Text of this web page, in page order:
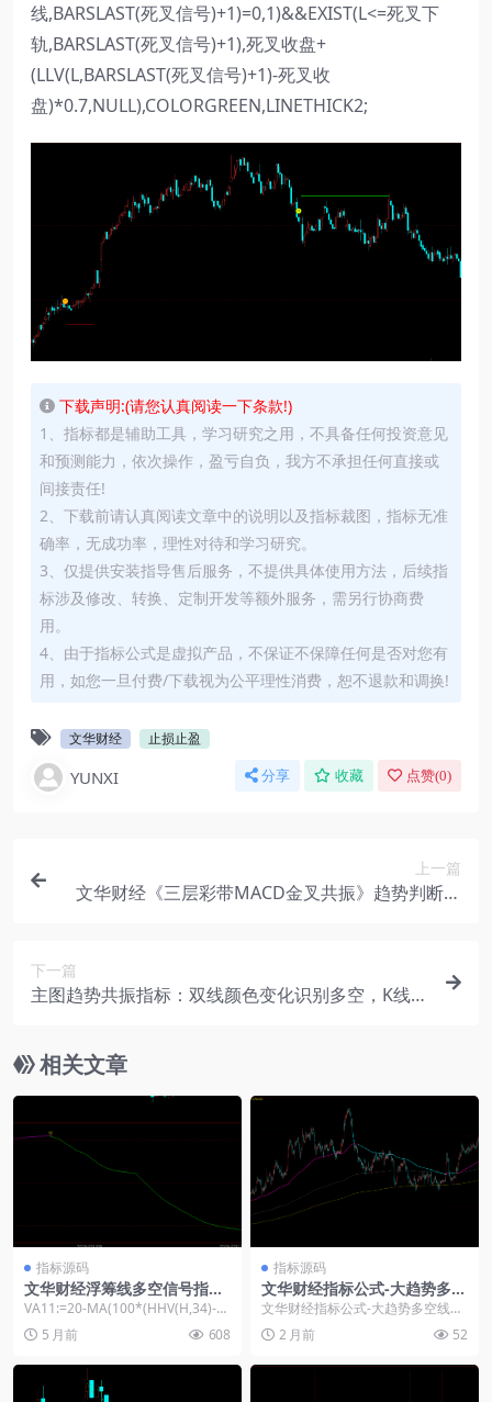
线,BARSLAST(死叉信号)+1)=0,1)&&EXIST(L<=死叉下
轨,BARSLAST(死叉信号)+1),死叉收盘+
(LLV(L,BARSLAST(死叉信号)+1)-死叉收
盘)*0.7,NULL),COLORGREEN,LINETHICK2;
下载声明:(请您认真阅读一下条款!)
1、指标都是辅助工具，学习研究之用，不具备任何投资意见
和预测能力，依次操作，盈亏自负，我方不承担任何直接或
间接责任!
2、下载前请认真阅读文章中的说明以及指标裁图，指标无准
确率，无成功率，理性对待和学习研究。
3、仅提供安装指导售后服务，不提供具体使用方法，后续指
标涉及修改、转换、定制开发等额外服务，需另行协商费
用。
4、由于指标公式是虚拟产品，不保证不保障任何是否对您有
用，如您一旦付费/下载视为公平理性消费，恕不退款和调换!
文华财经 止损止盈
YUNXI 分享 收藏 点赞(0)
上一篇
文华财经《三层彩带MACD金叉共振》趋势判断利
下一篇
主图趋势共振指标：双线颜色变化识别多空，K线过
相关文章
指标源码
文华财经浮筹线多空信号指标-
34/72周期高低价计算公式源
码
VA11:=20-MA(100*(HHV(H,34)-
C)/(HHV(H,34)...
5 月前 608
指标源码
文华财经指标公式-大趋势多空
线主图源码
文华财经指标公式-大趋势多空线主
图源码： JX:=0; BL:=0; 有效天数:...
2 月前 52